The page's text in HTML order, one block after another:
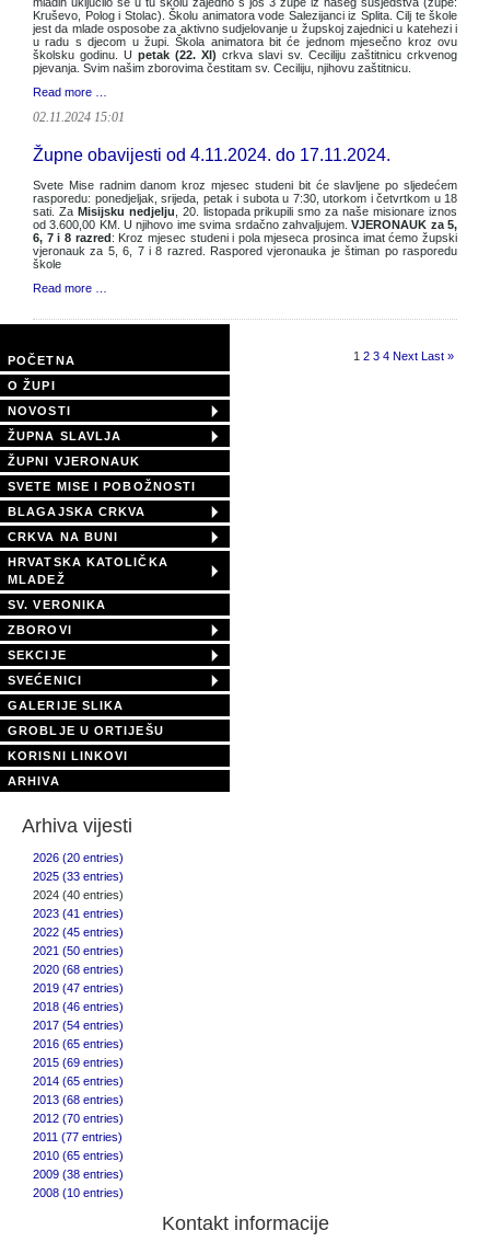
Kruševo, Polog i Stolac). Školu animatora vode Salezijanci iz Splita. Cilj te škole
jest da mlade osposobe za aktivno sudjelovanje u župskoj zajednici u katehezi i
u radu s djecom u župi. Škola animatora bit će jednom mjesečno kroz ovu
školsku godinu. U petak (22. XI) crkva slavi sv. Ceciliju zaštitnicu crkvenog
pjevanja. Svim našim zborovima čestitam sv. Ceciliju, njihovu zaštitnicu.
Read more …
02.11.2024 15:01
Župne obavijesti od 4.11.2024. do 17.11.2024.
Svete Mise radnim danom kroz mjesec studeni bit će slavljene po sljedećem
rasporedu: ponedjeljak, srijeda, petak i subota u 7:30, utorkom i četvrtkom u 18
sati. Za Misijsku nedjelju , 20. listopada prikupili smo za naše misionare iznos
od 3.600,00 KM. U njihovo ime svima srdačno zahvaljujem.VJERONAUK za 5,
6, 7 i 8 razred: Kroz mjesec studeni i pola mjeseca prosinca imat ćemo župski
vjeronauk za 5, 6, 7 i 8 razred. Raspored vjeronauka je štiman po rasporedu
škole
Read more …
1 2 3 4 Next Last »
POČETNA
O ŽUPI
NOVOSTI
ŽUPNA SLAVLJA
ŽUPNI VJERONAUK
SVETE MISE I POBOŽNOSTI
BLAGAJSKA CRKVA
CRKVA NA BUNI
HRVATSKA KATOLIČKA
MLADEŽ
SV. VERONIKA
ZBOROVI
SEKCIJE
SVEĆENICI
GALERIJE SLIKA
GROBLJE U ORTIJEŠU
KORISNI LINKOVI
ARHIVA
Arhiva vijesti
2026 (20 entries)
2025 (33 entries)
2024 (40 entries)
2023 (41 entries)
2022 (45 entries)
2021 (50 entries)
2020 (68 entries)
2019 (47 entries)
2018 (46 entries)
2017 (54 entries)
2016 (65 entries)
2015 (69 entries)
2014 (65 entries)
2013 (68 entries)
2012 (70 entries)
2011 (77 entries)
2010 (65 entries)
2009 (38 entries)
2008 (10 entries)
Kontakt informacije